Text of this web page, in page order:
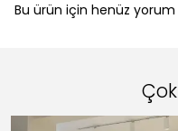
Bu ürün için henüz yorum